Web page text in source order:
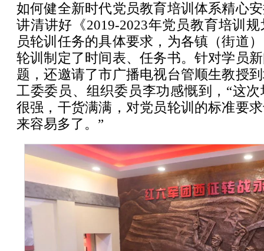
如何健全新时代党员教育培训体系精心
讲清讲好《2019-2023年党员教育培训
员轮训任务的具体要求，为各镇（街道
轮训制定了时间表、任务书。针对学员
题，还邀请了市广播电视台管顺生教授
工委委员、组织委员李功感慨到，“这
很强，干货满满，对党员轮训的标准要
来容易多了。”